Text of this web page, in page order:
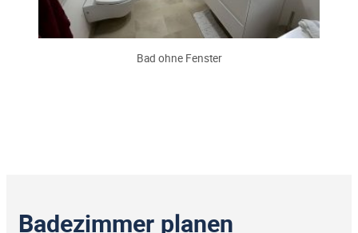
Bad ohne Fenster
Badezimmer planen